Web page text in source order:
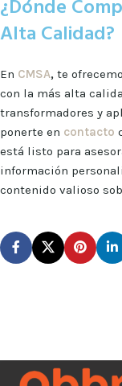
¿Dónde
Alta Calidad?
En CMSA, te
con la más alta
transformadores y
ponerte en contacto
está listo para
información
contenido valioso